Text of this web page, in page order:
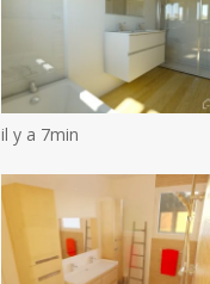
il y a 7min